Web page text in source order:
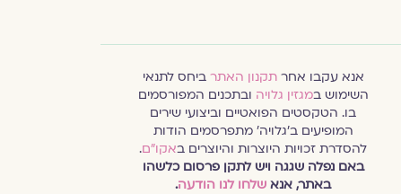
אנא עקבו אחרתקנון האתר ביחס לתנאי
השימוש במגזין גלויה ובתכנים המפורסמים
בו. הטקסטים הפואטיים וביצועי שירים
המופיעים ב׳גלויה׳ מתפרסמים הודות
להסדרת זכויות היוצרות והיוצרים באקו״ם.
באם נפלה שגגה ויש לתקן פרסום כלשהו
באתר, אנא שלחו לנו הודעה.